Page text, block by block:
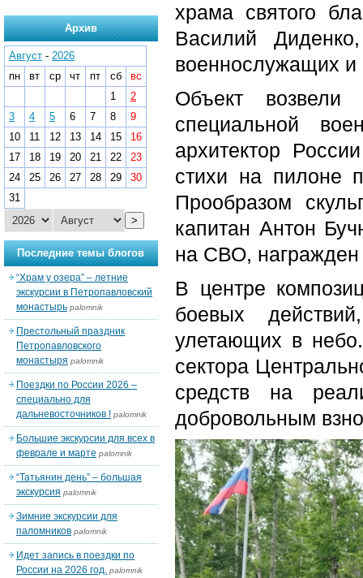
храма святого
Василий
военнослужащих
Объект возвели
специальной
архитектор
стихи на пилоне
Прообразом
капитан Антон
на СВО,
В центре
боевых
улетающих в
сектора
средств на
добровольным
Архив
Август - 2026
пн
вт ср чт пт сб
вс
1
2
3
4 5 6 7 8
9
10
11 12 13 14 15
16
17
18 19 20 21 22
23
24
25 26 27 28 29
30
31
>
Последние темы блогов
“Храм у озера” – летние
экскурсии в Петропавловский
монастырь palomnik
Престольный праздник
Петропавловского
монастыря palomnik
Поездки по России 2026 –
специально для
дальневосточников ! palomnik
Большие экскурсии для всех в
феврале и марте palomnik
“Татьянин день” – большая
экскурсия palomnik
Зимние экскурсии для
паломников palomnik
Идет запись в поездки по
России на 2026 год. palomnik